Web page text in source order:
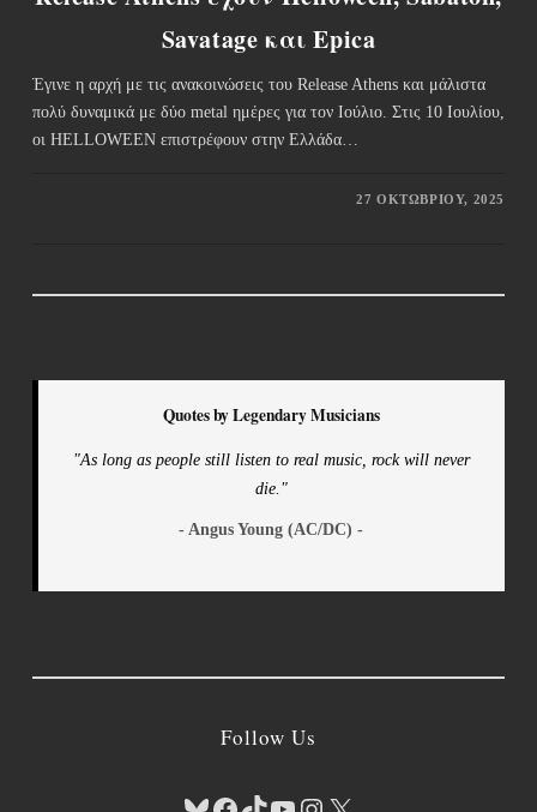
Savatage και Epica
Έγινε η αρχή με τις ανακοινώσεις του Release Athens και μάλιστα
πολύ δυναμικά με δύο metal ημέρες για τον Ιούλιο. Στις 10 Ιουλίου,
οι HELLOWEEN επιστρέφουν στην Ελλάδα…
27 ΟΚΤΩΒΡΊΟΥ, 2025
Quotes by Legendary Musicians
"As long as people still listen to real music, rock will never
die."
- Angus Young (AC/DC) -
Follow Us